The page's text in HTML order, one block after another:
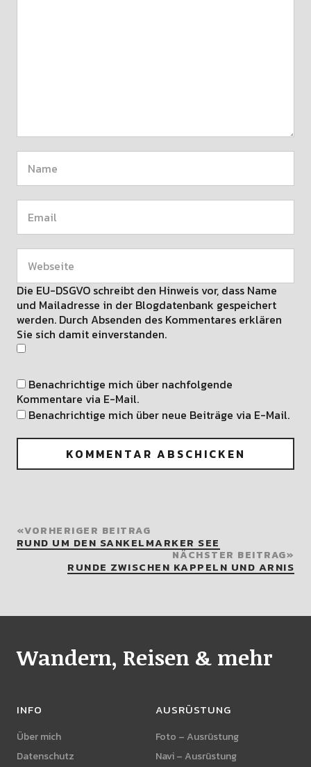
Die EU-DSGVO schreibt den Hinweis vor, dass Name
und Mailadresse in der Blogdatenbank gespeichert
werden. Durch Absenden des Kommentares erklären
Sie sich damit einverstanden.
Benachrichtige mich über nachfolgende
Kommentare via E-Mail.
Benachrichtige mich über neue Beiträge via E-Mail.
VORHERIGER BEITRAG
RUND UM DEN SANKELMARKER SEE
NÄCHSTER BEITRAG
RUNDE ZWISCHEN KAPPELN UND ARNIS
Wandern, Reisen & mehr
INFO
Über mich
Datenschutz
AUSRÜSTUNG
Foto – Ausrüstung
Navi – Ausrüstung